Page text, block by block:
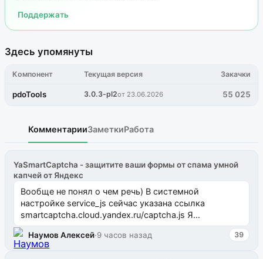
Поддержать
Здесь упомянуты
Компонент Текущая версия Закачки
pdoTools 3.0.3-pl2от 23.06.2026 55 025
КомментарииЗаметкиРабота
YaSmartCaptcha - защитите ваши формы от спама умной
капчей от Яндекс
Вообще не понял о чем речь) В системной
настройке service_js сейчас указана ссылка
smartcaptcha.cloud.yandex.ru/captcha.js Я
предложил очистить эту настройку, тогда
компонент н...
Наумов Алексей·9 часов назад 39